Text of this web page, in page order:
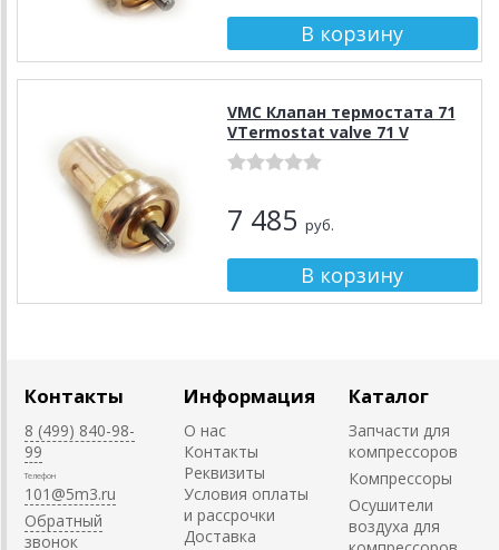
VMC Клапан термостата 71
VTermostat valve 71 V
7 485 руб.
Контакты
8 (499) 840-98-
99
Телефон
101@5m3.ru
Обратный
звонок
Информация
О нас
Контакты
Реквизиты
Условия оплаты
и рассрочки
Доставка
Каталог
Запчасти для
компрессоров
Компрессоры
Осушители
воздуха для